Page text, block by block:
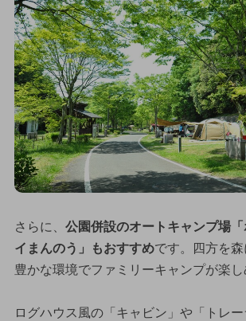
さらに、 公園併設のオートキャンプ場
イまんのう」もおすすめです。四方を
豊かな環境でファミリーキャンプが楽し
ログハウス風の「キャビン」や「トレー